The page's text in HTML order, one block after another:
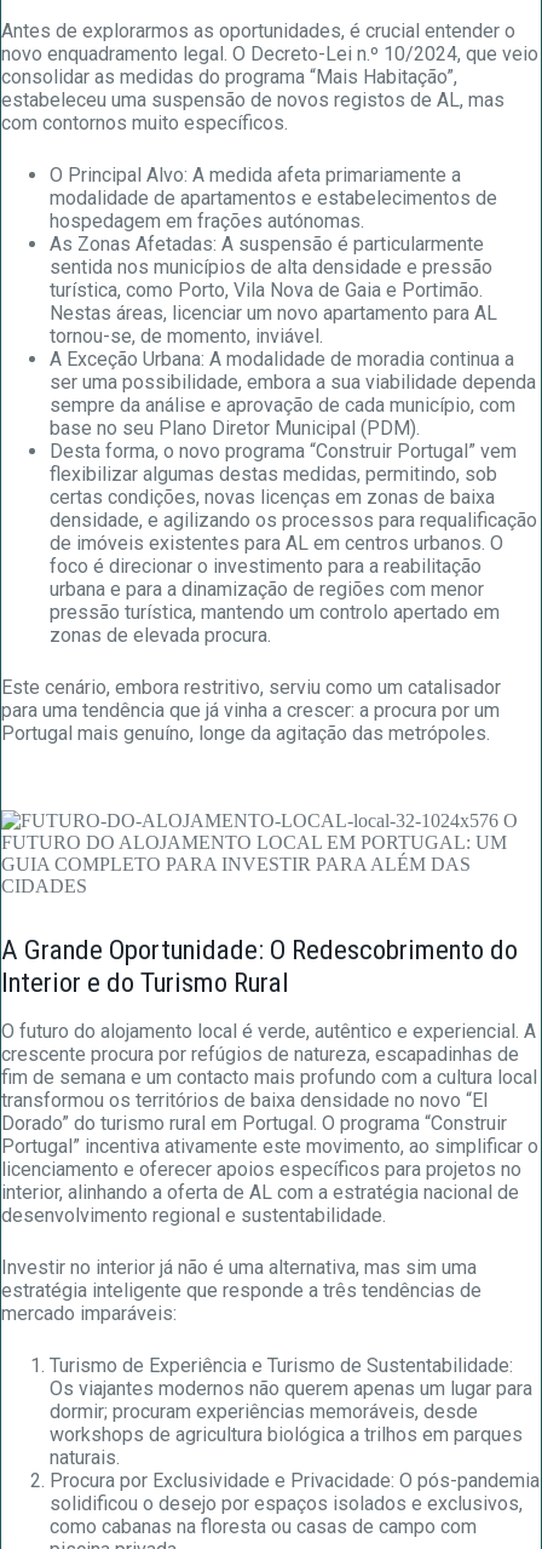
Antes de explorarmos as oportunidades, é crucial entender o
novo enquadramento legal. O Decreto-Lei n.º 10/2024, que veio
consolidar as medidas do programa “Mais Habitação”,
estabeleceu uma suspensão de novos registos de AL, mas
com contornos muito específicos.
O Principal Alvo: A medida afeta primariamente a
modalidade de apartamentos e estabelecimentos de
hospedagem em frações autónomas.
As Zonas Afetadas: A suspensão é particularmente
sentida nos municípios de alta densidade e pressão
turística, como Porto, Vila Nova de Gaia e Portimão.
Nestas áreas, licenciar um novo apartamento para AL
tornou-se, de momento, inviável.
A Exceção Urbana: A modalidade de moradia continua a
ser uma possibilidade, embora a sua viabilidade dependa
sempre da análise e aprovação de cada município, com
base no seu Plano Diretor Municipal (PDM).
Desta forma, o novo programa “Construir Portugal” vem
flexibilizar algumas destas medidas, permitindo, sob
certas condições, novas licenças em zonas de baixa
densidade, e agilizando os processos para requalificação
de imóveis existentes para AL em centros urbanos. O
foco é direcionar o investimento para a reabilitação
urbana e para a dinamização de regiões com menor
pressão turística, mantendo um controlo apertado em
zonas de elevada procura.
Este cenário, embora restritivo, serviu como um catalisador
para uma tendência que já vinha a crescer: a procura por um
Portugal mais genuíno, longe da agitação das metrópoles.
A Grande Oportunidade: O Redescobrimento do
Interior e do Turismo Rural
O futuro do alojamento local é verde, autêntico e experiencial. A
crescente procura por refúgios de natureza, escapadinhas de
fim de semana e um contacto mais profundo com a cultura local
transformou os territórios de baixa densidade no novo “El
Dorado” do turismo rural em Portugal. O programa “Construir
Portugal” incentiva ativamente este movimento, ao simplificar o
licenciamento e oferecer apoios específicos para projetos no
interior, alinhando a oferta de AL com a estratégia nacional de
desenvolvimento regional e sustentabilidade.
Investir no interior já não é uma alternativa, mas sim uma
estratégia inteligente que responde a três tendências de
mercado imparáveis:
Turismo de Experiência e Turismo de Sustentabilidade:
Os viajantes modernos não querem apenas um lugar para
dormir; procuram experiências memoráveis, desde
workshops de agricultura biológica a trilhos em parques
naturais.
Procura por Exclusividade e Privacidade: O pós-pandemia
solidificou o desejo por espaços isolados e exclusivos,
como cabanas na floresta ou casas de campo com